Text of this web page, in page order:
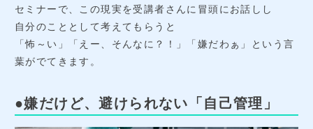
セミナーで、この現実を受講者さんに冒頭にお話しし
自分のこととして考えてもらうと
「怖～い」「えー、そんなに？！」「嫌だわぁ」という言
葉がでてきます。
●嫌だけど、避けられない「自己管理」